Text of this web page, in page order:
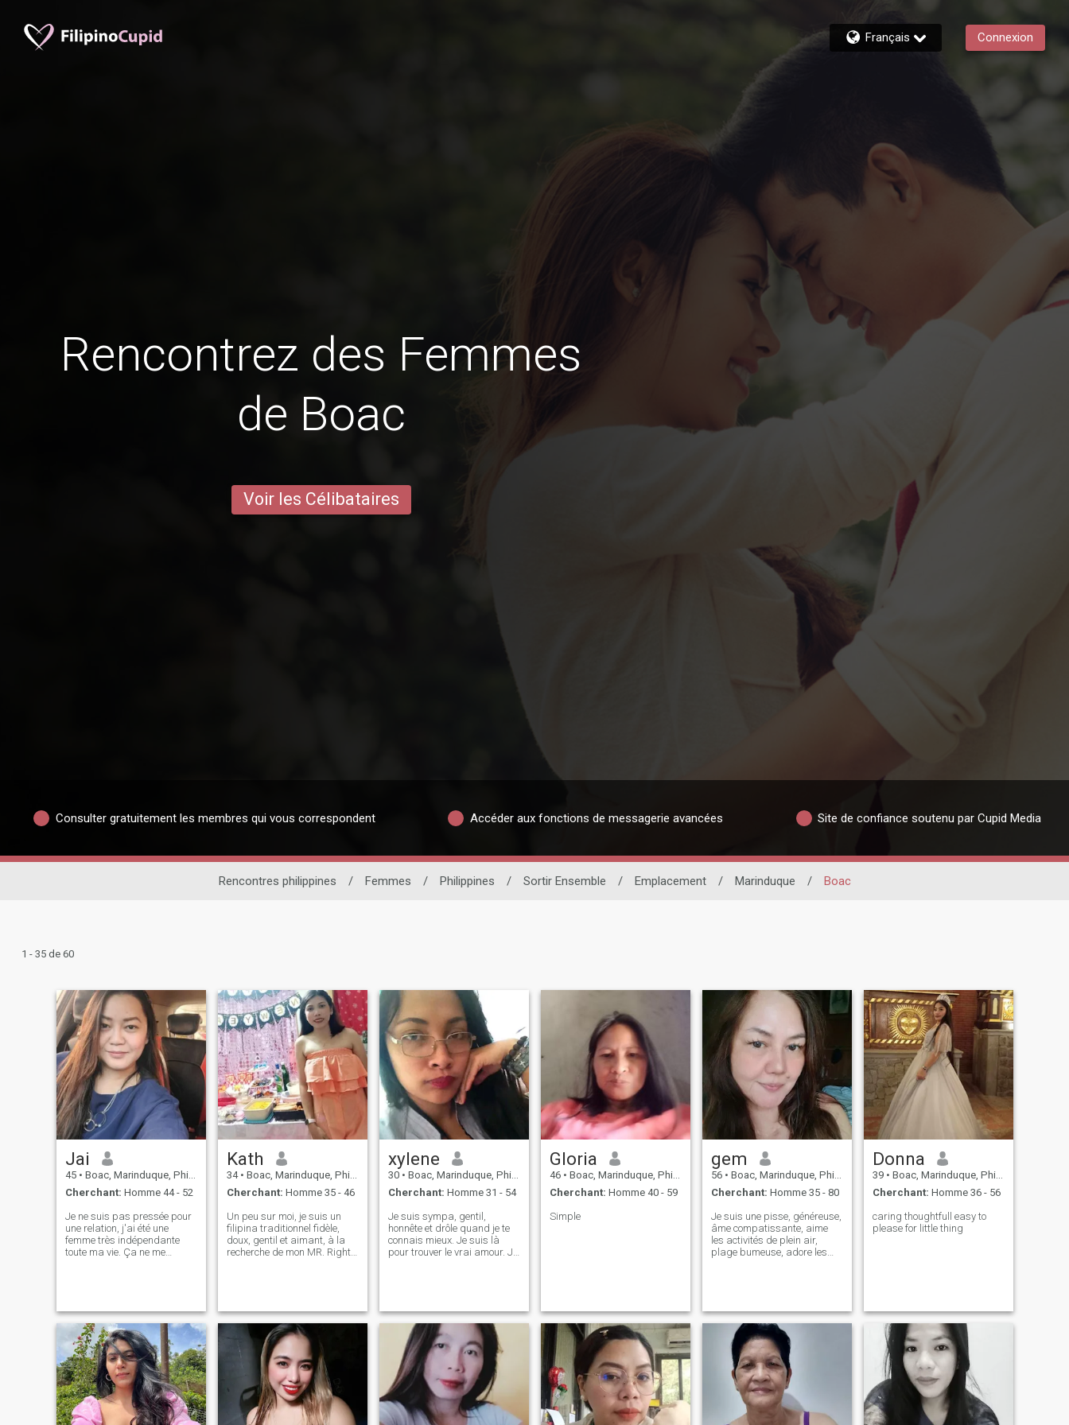
Français Connexion
Rencontrez des Femmes
de Boac
Voir les Célibataires
Consulter gratuitement les membres qui vous correspondent Accéder aux fonctions de messagerie avancées Site de confiance soutenu par Cupid Media
Rencontres philippines / Femmes / Philippines / Sortir Ensemble / Emplacement / Marinduque / Boac
1 - 35 de 60
Jai
45 • Boac, Marinduque, Philippines
Cherchant: Homme 44 - 52
Je ne suis pas pressée pour
une relation, j'ai été une
femme très indépendante
toute ma vie. Ça ne me
une mère célibataire. Je n'ai
jamais été marié ni à long
terme. J'ai une drôle
d'histoire à raconter mais je
la garde pour notre
conversation. Je suis une
personne simple d'esprit, je
suis un gourmet. J'aime
visiter différents restaurants
quand je lis ou entends
Kath
34 • Boac, Marinduque, Philippines
Cherchant: Homme 35 - 46
Un peu sur moi, je suis un
filipina traditionnel fidèle,
doux, gentil et aimant, à la
recherche de mon MR. Right.
un bon chanteur😂 et j'aime
les enfants. A un bon sens de
l'humour, une personne
positive et une famille
orientée.
xylene
30 • Boac, Marinduque, Philippines
Cherchant: Homme 31 - 54
Je suis sympa, gentil,
honnête et drôle quand je te
connais mieux. Je suis là
pour trouver le vrai amour. Je
J'ai un travail et je gagne
mon propre argent donc si tu
penses que je suis après ton
argent c'est un gros non et
une grosse insulte pour moi
alors va-t'en je ne te veux pas
je veux un homme qui est prêt
à être un vrai homme. si je
vous donne mon numéro cela
signifie que je vous aime et je
Gloria
46 • Boac, Marinduque, Philippines
Cherchant: Homme 40 - 59
Simple
gem
56 • Boac, Marinduque, Philippines
Cherchant: Homme 35 - 80
Je suis une pisse, généreuse,
âme compatissante, aime
les activités de plein air,
plage bumeuse, adore les
Donna
39 • Boac, Marinduque, Philippines
Cherchant: Homme 36 - 56
caring thoughtfull easy to
please for little thing